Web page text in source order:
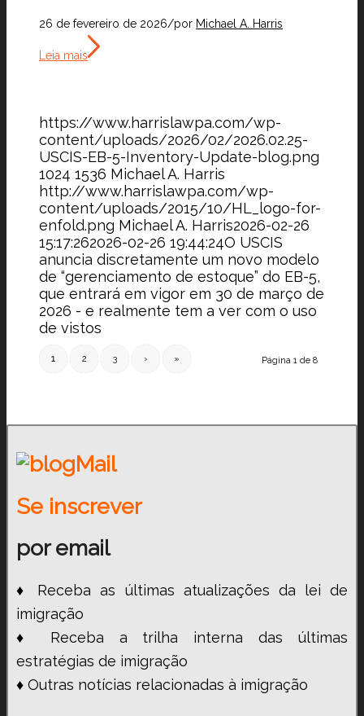
26 de fevereiro de 2026/por Michael A. Harris
Leia mais
https://www.harrislawpa.com/wp-
content/uploads/2026/02/2026.02.25-
USCIS-EB-5-Inventory-Update-blog.png
1024 1536 Michael A. Harris
http://www.harrislawpa.com/wp-
content/uploads/2015/10/HL_logo-for-
enfold.png Michael A. Harris2026-02-26
15:17:262026-02-26 19:44:24O USCIS
anuncia discretamente um novo modelo
de “gerenciamento de estoque” do EB-5,
que entrará em vigor em 30 de março de
2026 - e realmente tem a ver com o uso
de vistos
Página 1 de 8
1 2 3 › »
Se inscrever
por email
♦ Receba as últimas atualizações da lei de
imigração
♦ Receba a trilha interna das últimas
estratégias de imigração
♦ Outras notícias relacionadas à imigração